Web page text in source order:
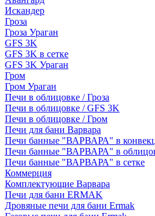
Искандер
Гроза
Гроза Ураган
GFS 3K
GFS 3K в сетке
GFS 3K Ураган
Гром
Гром Ураган
Печи в облицовке / Гроза
Печи в облицовке / GFS 3K
Печи в облицовке / Гром
Печи для бани Варвара
Печи банные "ВАРВАРА" в
Печи банные "ВАРВАРА" в
Печи банные "ВАРВАРА" в сетке
Коммерция
Комплектующие Варвара
Печи для бани ERMAK
Дровяные печи для бани Ermak